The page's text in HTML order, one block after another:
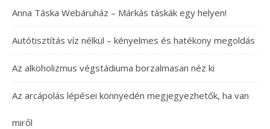
Anna Táska Webáruház – Márkás táskák egy helyen!
Autótisztítás víz nélkül – kényelmes és hatékony megoldás
Az alkoholizmus végstádiuma borzalmasan néz ki
Az arcápolás lépései könnyedén megjegyezhetők, ha van
miről